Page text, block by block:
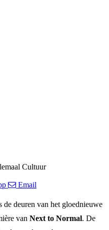
Cultuur
Email
de deuren van het gloednieuwe
van Next to Normal. De